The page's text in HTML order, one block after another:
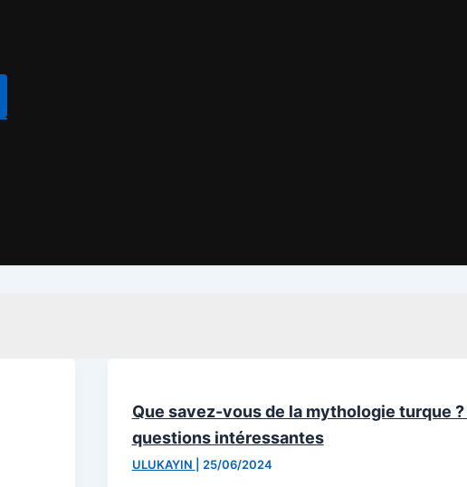
Que savez-vous de la mythologie turque ?
questions intéressantes
ULUKAYIN 25/06/2024